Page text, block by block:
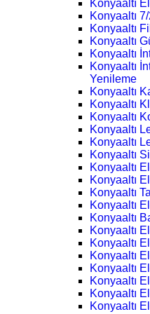
Konyaaltı
Konyaaltı
Konyaaltı
Konyaaltı
Konyaaltı
Konyaaltı
Yenileme
Konyaaltı
Konyaaltı
Konyaaltı
Konyaaltı
Konyaaltı
Konyaaltı
Konyaaltı
Konyaaltı
Konyaaltı
Konyaaltı
Konyaaltı
Konyaaltı
Konyaaltı
Konyaaltı
Konyaaltı
Konyaaltı
Konyaaltı
Konyaaltı